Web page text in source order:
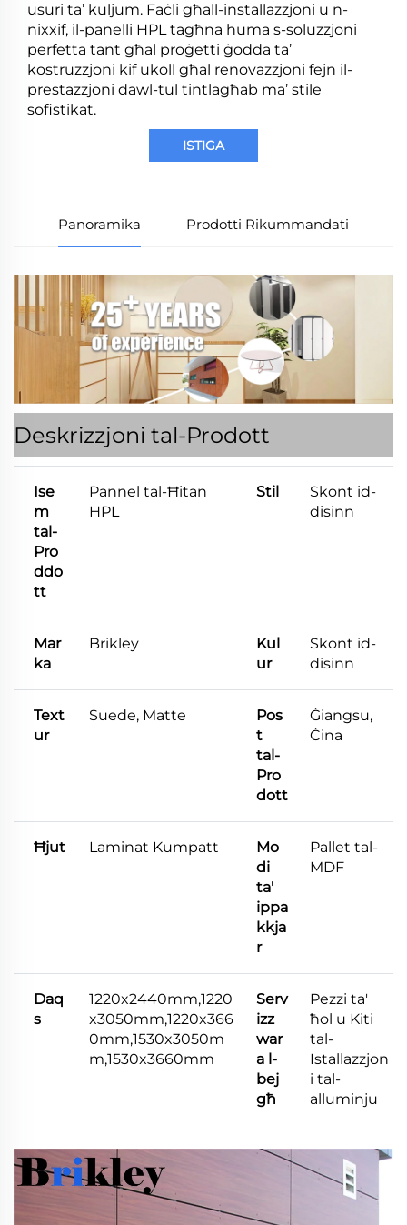
usuri ta’ kuljum. Faċli għall-installazzjoni u n-
nixxif, il-panelli HPL tagħna huma s-soluzzjoni
perfetta tant għal proġetti ġodda ta’
kostruzzjoni kif ukoll għal renovazzjoni fejn il-
prestazzjoni dawl-tul tintlagħab ma’ stile
sofistikat.
ISTIGA
Panoramika Prodotti Rikummandati
Deskrizzjoni tal-Prodott
Ise
m
tal-
Pro
ddo
tt
Pannel tal-Ħitan
HPL
Stil
Skont id-
disinn
Mar
ka
Brikley
Kul
ur
Skont id-
disinn
Text
ur
Suede, Matte
Pos
t
tal-
Pro
dott
Ġiangsu,
Ċina
Ħjut Laminat Kumpatt
Mo
di
ta'
ippa
kkja
r
Pallet tal-
MDF
Daq
s
1220x2440mm,1220
x3050mm,1220x366
0mm,1530x3050m
m,1530x3660mm
Serv
izz
war
a l-
bej
għ
Pezzi ta'
ħol u Kiti
tal-
Istallazzjon
i tal-
alluminju